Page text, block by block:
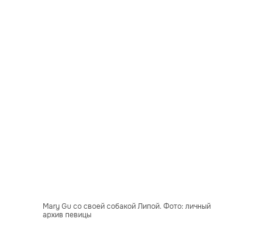
Mary Gu со своей собакой Липой. Фото: личный
архив певицы